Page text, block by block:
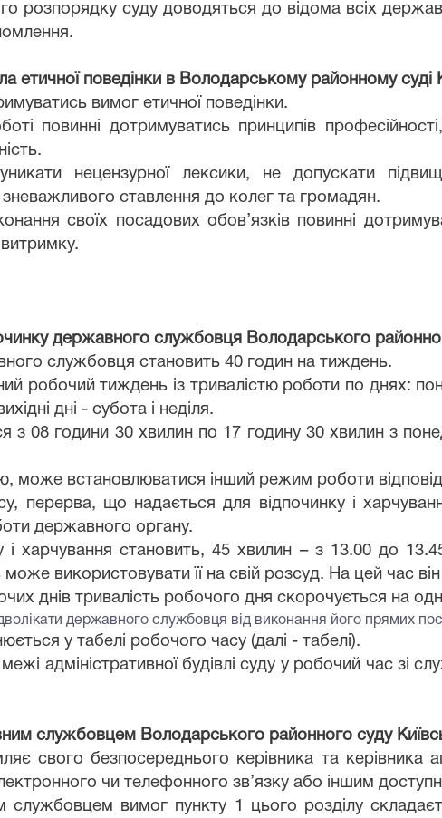
розпорядку суду доводяться до відома всіх
етичної поведінки в Володарському районному суді
вимог етичної поведінки.
повинні дотримуватись принципів
нецензурної лексики, не допускати
ставлення до колег та громадян.
своїх посадових обов’язків повинні
витримку.
державного службовця Володарського
службовця становить 40 годин на тиждень.
робочий тиждень із тривалістю роботи по днях:
дні - субота і неділя.
з 08 години 30 хвилин по 17 годину 30 хвилин з
може встановлюватися інший режим роботи
перерва, що надається для відпочинку і
державного органу.
і харчування становить, 45 хвилин – з 13.00 до
використовувати її на свій розсуд. На цей час
днів тривалість робочого дня скорочується на
державного службовця від виконання його прямих
у табелі робочого часу (далі - табелі).
адміністративної будівлі суду у робочий час зі
службовцем Володарського районного суду
свого безпосереднього керівника та керівника
чи телефонного зв’язку або іншим
вимог пункту 1 цього розділу